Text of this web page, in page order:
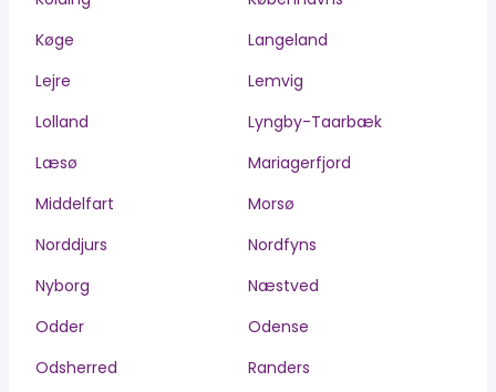
Køge
Langeland
Lejre
Lemvig
Lolland
Lyngby-Taarbæk
Læsø
Mariagerfjord
Middelfart
Morsø
Norddjurs
Nordfyns
Nyborg
Næstved
Odder
Odense
Odsherred
Randers